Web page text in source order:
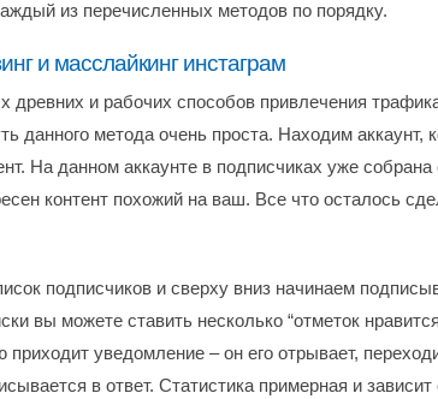
из перечисленных методов по порядку.
и масслайкинг инстаграм
древних и рабочих способов привлечения
данного метода очень проста. Находим аккаунт,
На данном аккаунте в подписчиках уже
контент похожий на ваш. Все что осталось
подписчиков и сверху вниз начинаем
вы можете ставить несколько “отметок
приходит уведомление – он его отрывает,
в ответ. Статистика примерная и